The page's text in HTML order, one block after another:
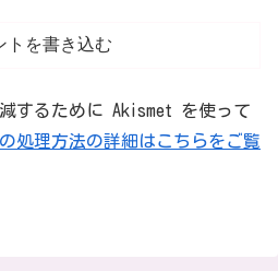
トを書き込む
するために Akismet を使って
処理方法の詳細はこちらをご覧